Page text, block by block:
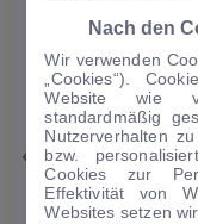
1|20
Nissan
1.0 DIG-T DCT N-
Nach den
Wir verwenden
„Cookies“).
Website wie
standardmäßig
Nutzerverhalten
bzw.
Cookies zur
Effektivität von
Websites setzen